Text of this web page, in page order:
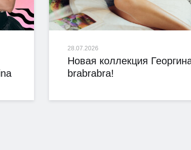
28.07.2026
Новая коллекция
brabrabra!